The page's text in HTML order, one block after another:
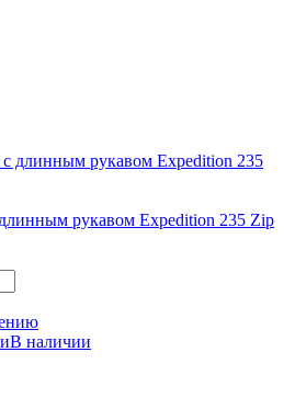
рукавом Expedition 235 Zip
В наличии